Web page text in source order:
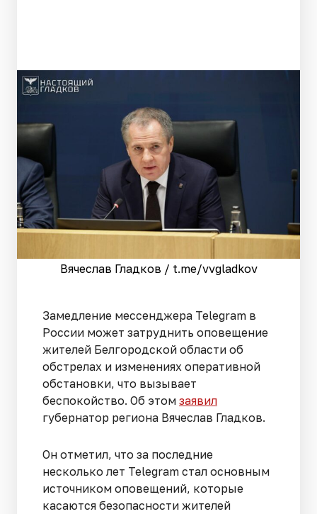
Вячеслав Гладков / t.me/vvgladkov
Замедление мессенджера Telegram в
России может затруднить оповещение
жителей Белгородской области об
обстрелах и изменениях оперативной
обстановки, что вызывает
беспокойство. Об этом заявил
губернатор региона Вячеслав Гладков.
Он отметил, что за последние
несколько лет Telegram стал основным
источником оповещений, которые
касаются безопасности жителей